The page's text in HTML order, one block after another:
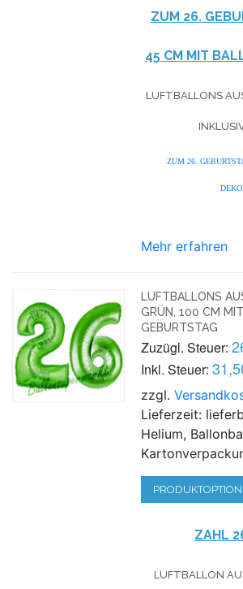
ZUM 26.
45 CM MIT
LUFTBALLONS
ZUM 26.
Mehr erfahren
LUFTBALLONS
GRÜN, 100 CM
GEBURTSTAG
Zuzügl. Steuer:
Inkl. Steuer:
zzgl.
Lieferzeit:
Helium,
ZAHL
LUFTBALLON